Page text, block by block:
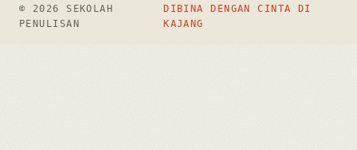
© 2026 SEKOLAH
PENULISAN
DIBINA DENGAN CINTA DI
KAJANG